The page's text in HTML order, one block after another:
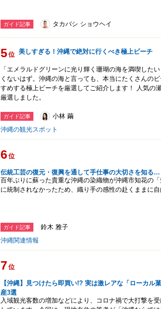
ガイド記事 タカバシ ショウヘイ
5位 美しすぎる！沖縄で絶対に行くべき極上ビーチ
「エメラルドグリーンに光り輝く珊瑚の海を満喫した
くないはず。沖縄の海と言っても、本当にたくさんの
すめする極上ビーチを厳選してご紹介します！ 人気の
厳選しました。
ガイド記事
小林 繭
沖縄の観光スポット
6 位
伝統工芸の復元・復興を通して手仕事の大切さを知
百年ぶりに蘇った貴重な沖縄の染織物が沖縄市知花の
に統制されなかったため、織り手の感性の赴くままに
ガイド記事
鈴木 雅子
沖縄関連情報
7 位
【沖縄】見つけたら即買い!? 実は激レアな「ローカル
産3選
入域観光客数の増加などにより、コロナ禍で大打撃を